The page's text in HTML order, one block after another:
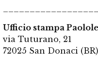
Ufficio stampa
via Tuturano, 21
72025 San Donaci (BR)